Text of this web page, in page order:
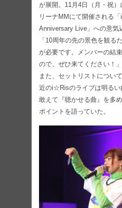
が展開。11月4日（月・祝
リーナMMにて開催される
Anniversary Live」への意気
「10周年の先の景色を観る
が必要です。メンバーの結
ので、ぜひ来てください！」
また、セットリストについ
近のi☆Risのライブは明るい
敢えて『聴かせる曲』を多
ポイントを語っていた。